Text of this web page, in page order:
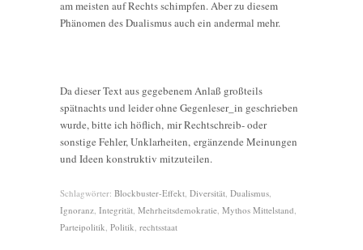
am meisten auf Rechts schimpfen. Aber zu diesem
Phänomen des Dualismus auch ein andermal mehr.
Da dieser Text aus gegebenem Anlaß großteils
spätnachts und leider ohne Gegenleser_in geschrieben
wurde, bitte ich höflich, mir Rechtschreib- oder
sonstige Fehler, Unklarheiten, ergänzende Meinungen
und Ideen konstruktiv mitzuteilen.
Schlagwörter: Blockbuster-Effekt, Diversität, Dualismus,
Ignoranz, Integrität, Mehrheitsdemokratie, Mythos Mittelstand,
Parteipolitik, Politik, rechtsstaat